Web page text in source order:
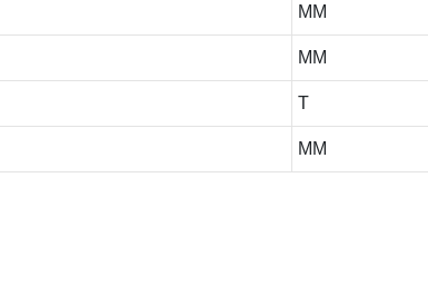
MM
MM
T
MM